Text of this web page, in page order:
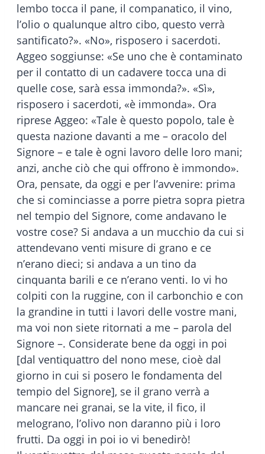
lembo tocca il pane, il companatico, il vino,
l’olio o qualunque altro cibo, questo verrà
santificato?». «No», risposero i sacerdoti.
Aggeo soggiunse: «Se uno che è contaminato
per il contatto di un cadavere tocca una di
quelle cose, sarà essa immonda?». «Sì»,
risposero i sacerdoti, «è immonda». Ora
riprese Aggeo: «Tale è questo popolo, tale è
questa nazione davanti a me – oracolo del
Signore – e tale è ogni lavoro delle loro mani;
anzi, anche ciò che qui offrono è immondo».
Ora, pensate, da oggi e per l’avvenire: prima
che si cominciasse a porre pietra sopra pietra
nel tempio del Signore, come andavano le
vostre cose? Si andava a un mucchio da cui si
attendevano venti misure di grano e ce
n’erano dieci; si andava a un tino da
cinquanta barili e ce n’erano venti. Io vi ho
colpiti con la ruggine, con il carbonchio e con
la grandine in tutti i lavori delle vostre mani,
ma voi non siete ritornati a me – parola del
Signore –. Considerate bene da oggi in poi
[dal ventiquattro del nono mese, cioè dal
giorno in cui si posero le fondamenta del
tempio del Signore], se il grano verrà a
mancare nei granai, se la vite, il fico, il
melograno, l’olivo non daranno più i loro
frutti. Da oggi in poi io vi benedirò!